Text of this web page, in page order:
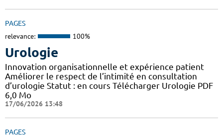
PAGES
relevance: 100%
Urologie
Innovation organisationnelle et expérience patient
Améliorer le respect de l’intimité en consultation
d’urologie Statut : en cours Télécharger Urologie PDF
6,0 Mo
17/06/2026 13:48
PAGES